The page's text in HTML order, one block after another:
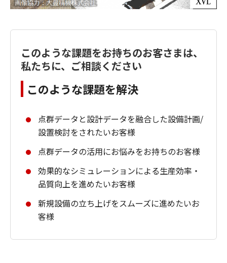
このような課題をお持ちのお客さまは、
私たちに、ご相談ください
このような課題を解決
点群データと設計データを融合した設備計画/
設置検討をされたいお客様
点群データの活用にお悩みをお持ちのお客様
効果的なシミュレーションによる生産効率・
品質向上を進めたいお客様
新規設備の立ち上げをスムーズに進めたいお
客様